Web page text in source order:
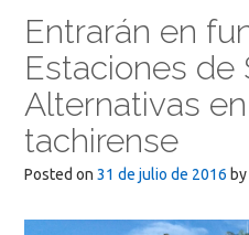
Entrarán en
Estaciones de
Alternativas
tachirense
Posted on 31 de julio de 2016 by